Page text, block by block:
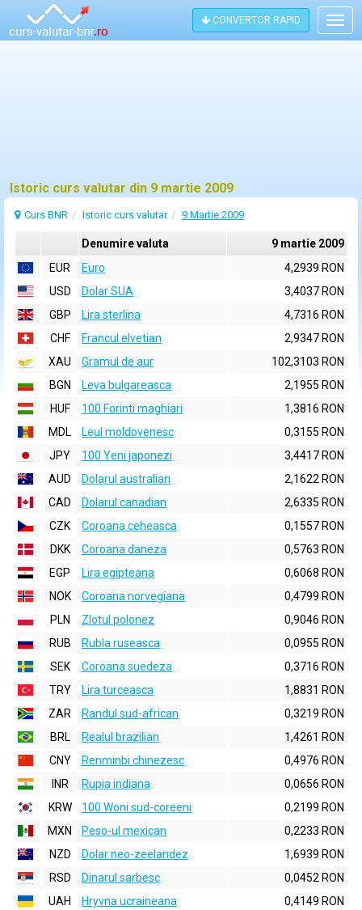
CONVERTOR RAPID
Istoric curs valutar din 9 martie 2009
Curs BNR Istoric curs valutar 9 Martie 2009
Denumire valuta
9 martie 2009
EUR
Euro
4,2939 RON
USD
Dolar SUA
3,4037 RON
GBP
Lira sterlina
4,7316 RON
CHF
Francul elvetian
2,9347 RON
XAU
Gramul de aur
102,3103 RON
BGN
Leva bulgareasca
2,1955 RON
HUF
100 Forinti maghiari
1,3816 RON
MDL
Leul moldovenesc
0,3155 RON
JPY
100 Yeni japonezi
3,4417 RON
AUD
Dolarul australian
2,1622 RON
CAD
Dolarul canadian
2,6335 RON
CZK
Coroana ceheasca
0,1557 RON
DKK
Coroana daneza
0,5763 RON
EGP
Lira egipteana
0,6068 RON
NOK
Coroana norvegiana
0,4799 RON
PLN
Zlotul polonez
0,9046 RON
RUB
Rubla ruseasca
0,0955 RON
SEK
Coroana suedeza
0,3716 RON
TRY
Lira turceasca
1,8831 RON
ZAR
Randul sud-african
0,3219 RON
BRL
Realul brazilian
1,4261 RON
CNY
Renminbi chinezesc
0,4976 RON
INR
Rupia indiana
0,0656 RON
KRW
100 Woni sud-coreeni
0,2199 RON
MXN
Peso-ul mexican
0,2233 RON
NZD
Dolar neo-zeelandez
1,6939 RON
RSD
Dinarul sarbesc
0,0452 RON
UAH
Hryvna ucraineana
0,4149 RON